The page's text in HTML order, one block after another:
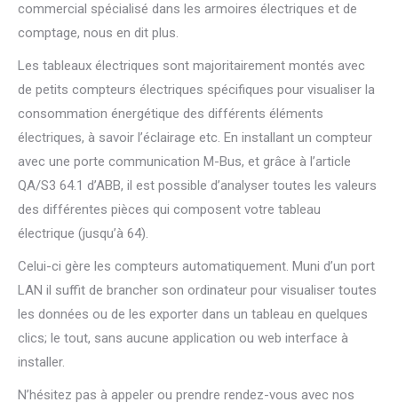
commercial spécialisé dans les armoires électriques et de
comptage, nous en dit plus.
Les tableaux électriques sont majoritairement montés avec
de petits compteurs électriques spécifiques pour visualiser la
consommation énergétique des différents éléments
électriques, à savoir l’éclairage etc. En installant un compteur
avec une porte communication M-Bus, et grâce à l’article
QA/S3 64.1 d’ABB, il est possible d’analyser toutes les valeurs
des différentes pièces qui composent votre tableau
électrique (jusqu’à 64).
Celui-ci gère les compteurs automatiquement. Muni d’un port
LAN il suffit de brancher son ordinateur pour visualiser toutes
les données ou de les exporter dans un tableau en quelques
clics; le tout, sans aucune application ou web interface à
installer.
N’hésitez pas à appeler ou prendre rendez-vous avec nos